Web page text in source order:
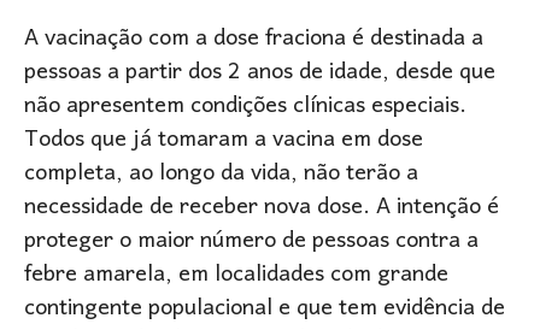
A vacinação com a dose fraciona é destinada a
pessoas a partir dos 2 anos de idade, desde que
não apresentem condições clínicas especiais.
Todos que já tomaram a vacina em dose
completa, ao longo da vida, não terão a
necessidade de receber nova dose. A intenção é
proteger o maior número de pessoas contra a
febre amarela, em localidades com grande
contingente populacional e que tem evidência de